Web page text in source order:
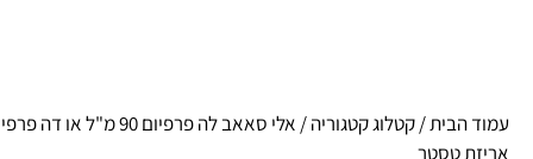
עמוד הבית/קטלוג קטגוריה
/ אלי סאאב לה פרפיום 90 מ"ל
אריזת טסטר